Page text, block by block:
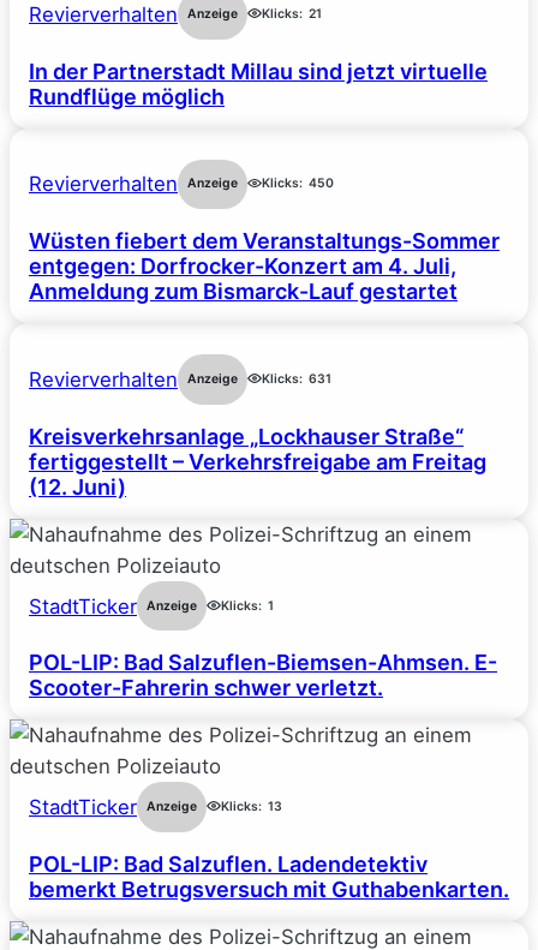
Revierverhalten Anzeige Klicks: 21
In der Partnerstadt Millau sind jetzt virtuelle
Rundflüge möglich
Revierverhalten Anzeige Klicks: 450
Wüsten fiebert dem Veranstaltungs-Sommer
entgegen: Dorfrocker-Konzert am 4. Juli,
Anmeldung zum Bismarck-Lauf gestartet
Revierverhalten Anzeige Klicks: 631
Kreisverkehrsanlage „Lockhauser Straße“
fertiggestellt – Verkehrsfreigabe am Freitag
(12. Juni)
StadtTicker Anzeige Klicks: 1
POL-LIP: Bad Salzuflen-Biemsen-Ahmsen. E-
Scooter-Fahrerin schwer verletzt.
StadtTicker Anzeige Klicks: 13
POL-LIP: Bad Salzuflen. Ladendetektiv
bemerkt Betrugsversuch mit Guthabenkarten.